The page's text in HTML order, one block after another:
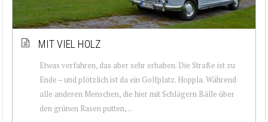
MIT VIEL HOLZ
Etwas verfahren, das aber sehr erhaben. Die Straße ist zu
Ende – und plötzlich ist da ein Golfplatz. Hoppla. Während
alle anderen Menschen, die hier mit Schlägern Bälle über
den grünen Rasen putten, ...